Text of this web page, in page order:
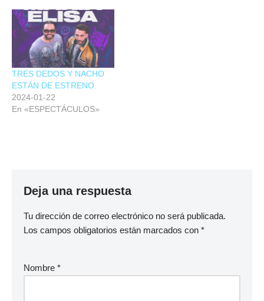
TRES DEDOS Y NACHO
ESTÁN DE ESTRENO.
2024-01-22
En «ESPECTÁCULOS»
Deja una respuesta
Tu dirección de correo electrónico no será publicada.
Los campos obligatorios están marcados con *
Nombre *